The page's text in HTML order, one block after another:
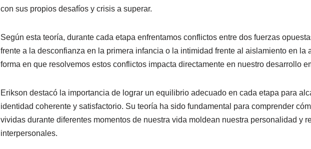
con sus propios desafíos y crisis a superar.
Según esta teoría, durante cada etapa enfrentamos conflictos entre dos fuerzas
frente a la desconfianza en la primera infancia o la intimidad frente al aislamiento en la
forma en que resolvemos estos conflictos impacta directamente en nuestro desarrollo
Erikson destacó la importancia de lograr un equilibrio adecuado en cada etapa para
identidad coherente y satisfactorio. Su teoría ha sido fundamental para comprender
vividas durante diferentes momentos de nuestra vida moldean nuestra personalidad y
interpersonales.